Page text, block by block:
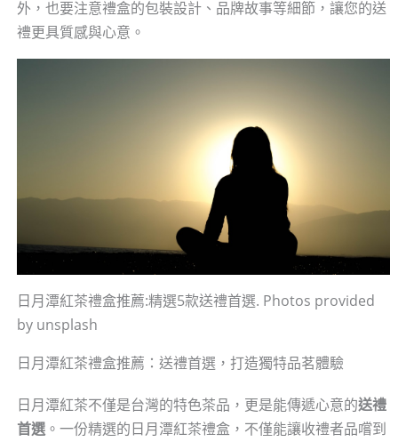
外，也要注意禮盒的包裝設計、品牌故事等細節，讓您的送
禮更具質感與心意。
日月潭紅茶禮盒推薦:精選5款送禮首選. Photos provided
by unsplash
日月潭紅茶禮盒推薦：送禮首選，打造獨特品茗體驗
日月潭紅茶不僅是台灣的特色茶品，更是能傳遞心意的送禮
首選。一份精選的日月潭紅茶禮盒，不僅能讓收禮者品嚐到